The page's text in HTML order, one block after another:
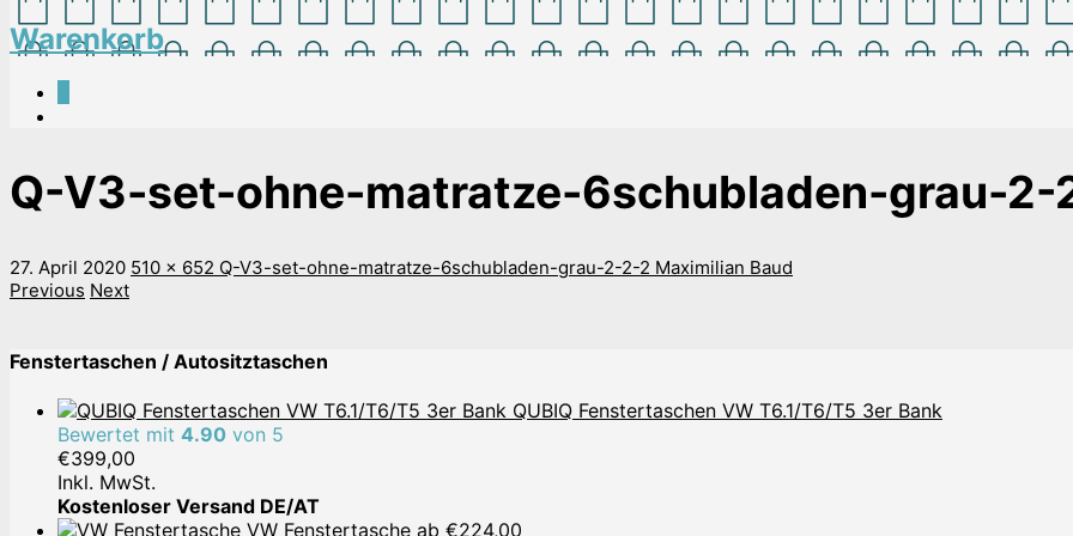
Warenkorb
Q-V3-set-ohne-matratze-6schubladen-grau-2-
27. April 2020 510 x 652 Q-V3-set-ohne-matratze-6schubladen-grau-2-2-2 Maximilian Baud
Previous Next
Fenstertaschen / Autositztaschen
QUBIQ Fenstertaschen VW T6.1/T6/T5 3er Bank
Bewertet mit 4.90 von 5
€399,00
Inkl. MwSt.
Kostenloser Versand DE/AT
VW Fenstertasche ab €224,00